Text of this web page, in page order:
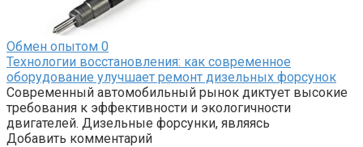
Обмен опытом 0
Технологии восстановления: как современное
оборудование улучшает ремонт дизельных форсунок
Современный автомобильный рынок диктует высокие
требования к эффективности и экологичности
двигателей. Дизельные форсунки, являясь
Добавить комментарий